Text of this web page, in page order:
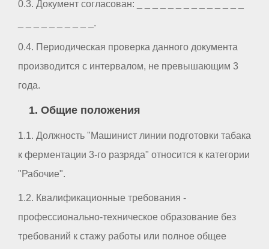
0.3. Документ согласован: _ _ _ _ _ _ _ _ _ _ _ _ _ _
_ _ _ _ _ _ _ _ _ _.
0.4. Периодическая проверка данного документа
производится с интервалом, не превышающим 3
года.
1. Общие положения
1.1. Должность "Машинист линии подготовки табака
к ферментации 3-го разряда" относится к категории
"Рабочие".
1.2. Квалификационные требования -
профессионально-техническое образование без
требований к стажу работы или полное общее